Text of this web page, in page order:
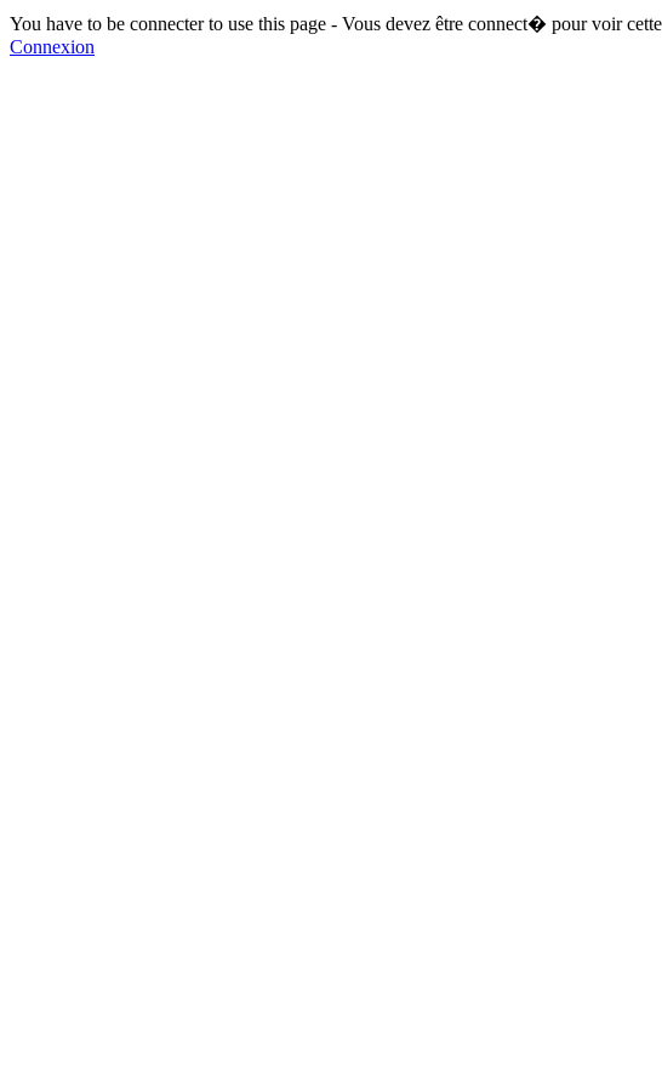
You have to be connecter to use this page - Vous devez être connect� pour voir
Connexion